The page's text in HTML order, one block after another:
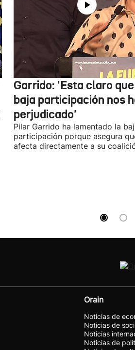
Garrido: 'Esta claro
baja participación nos
perjudicado'
Pilar Garrido ha lamentado la
participación porque asegura
afecta directamente a su
Orain
Noticias de
Noticias de
Noticias
Noticias de